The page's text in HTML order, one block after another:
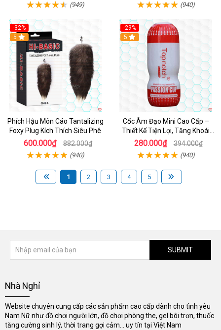
(949) (940)
-32%
Hot
5
Phích Hậu Môn Cáo Tantalizing
Foxy Plug Kích Thích Siêu Phê
600.000₫ 882.000₫
(940)
-29%
5
Cốc Âm Đạo Mini Cao Cấp –
Thiết Kế Tiện Lợi, Tăng Khoái
Cảm
280.000₫ 394.000₫
(940)
1 2 3 4 5
SUBMIT
Nhà Nghỉ
Website chuyên cung cấp các sản phẩm cao cấp dành cho tình yêu
Nam Nữ như đồ chơi người lớn, đồ chơi phòng the, gel bôi trơn, thuốc
tăng cường sinh lý, thời trang gợi cảm... uy tín tại Việt Nam